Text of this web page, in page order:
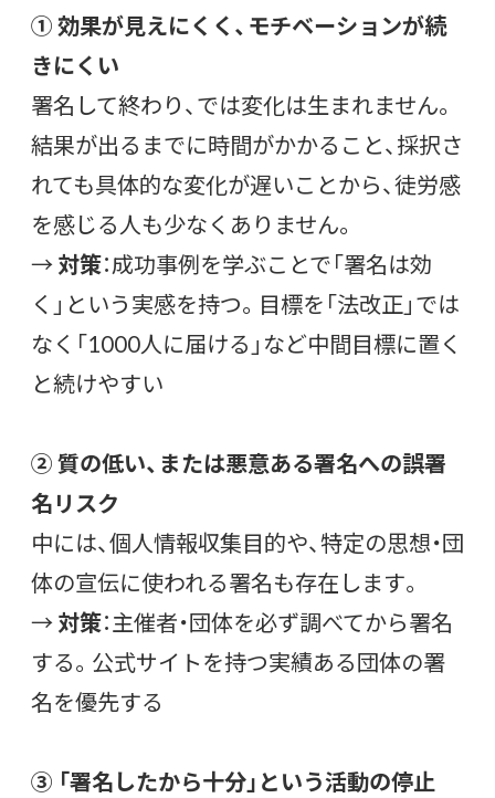
① 効果が見えにくく、モチベーションが続
きにくい
署名して終わり、では変化は生まれません。
結果が出るまでに時間がかかること、採択さ
れても具体的な変化が遅いことから、徒労感
を感じる人も少なくありません。
→対策：成功事例を学ぶことで「署名は効
く」という実感を持つ。目標を「法改正」では
なく「1000人に届ける」など中間目標に置く
と続けやすい
② 質の低い、または悪意ある署名への誤署
名リスク
中には、個人情報収集目的や、特定の思想・団
体の宣伝に使われる署名も存在します。
→対策：主催者・団体を必ず調べてから署名
する。公式サイトを持つ実績ある団体の署
名を優先する
③ 「署名したから十分」という活動の停止